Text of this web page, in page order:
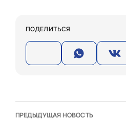
ПОДЕЛИТЬСЯ
ПРЕДЫДУЩАЯ НОВОСТЬ